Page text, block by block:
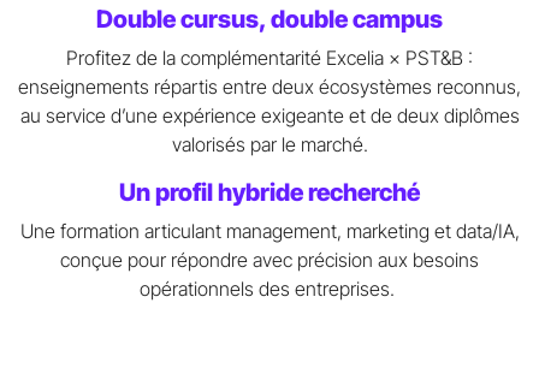
Double cursus, double campus
Profitez de la complémentarité Excelia × PST&B :
enseignements répartis entre deux écosystèmes reconnus,
au service d’une expérience exigeante et de deux diplômes
valorisés par le marché.
Un profil hybride recherché
Une formation articulant management, marketing et data/IA,
conçue pour répondre avec précision aux besoins
opérationnels des entreprises.